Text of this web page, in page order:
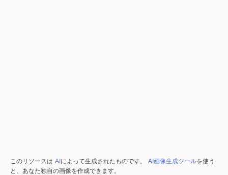
このリソースは AIによって生成されたものです。 AI画像生成ツールを使う
と、あなた独自の画像を作成できます。